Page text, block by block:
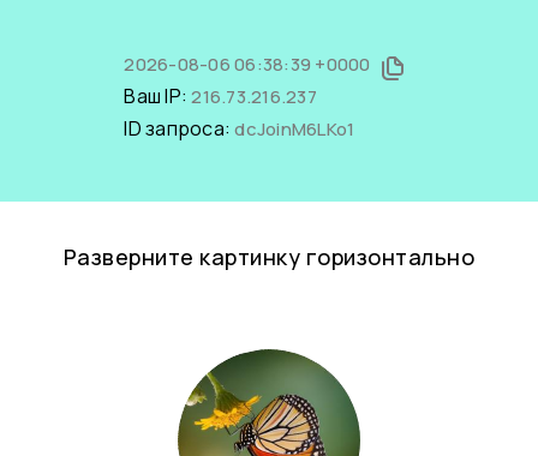
2026-08-06 06:38:39 +0000
Ваш IP:216.73.216.237
ID запроса:dcJoinM6LKo1
Разверните картинку горизонтально